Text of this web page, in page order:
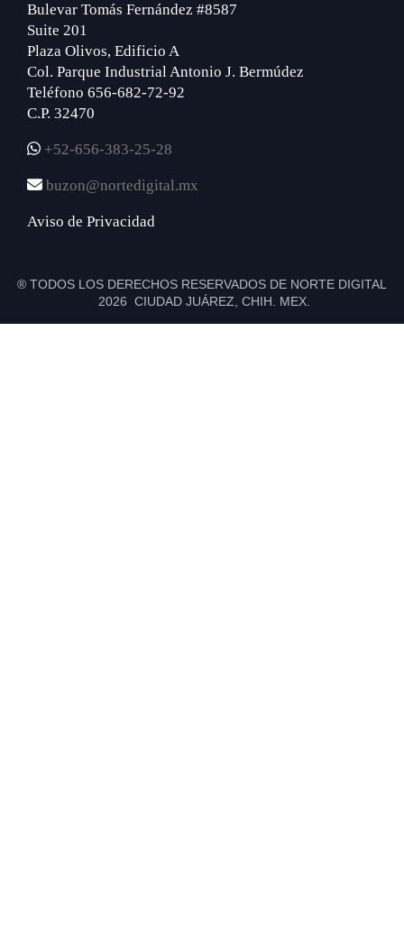
Bulevar Tomás Fernández #8587
Suite 201
Plaza Olivos, Edificio A
Col. Parque Industrial Antonio J. Bermúdez
Teléfono 656-682-72-92
C.P. 32470
+52-656-383-25-28
buzon@nortedigital.mx
Aviso de Privacidad
® TODOS LOS DERECHOS RESERVADOS DE NORTE DIGITAL
2026 CIUDAD JUÁREZ, CHIH. MEX.